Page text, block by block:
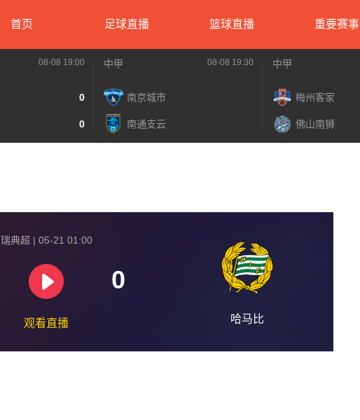
首页 足球直播 篮球直播 重要赛事
08-08 19:00
0
0
中甲 08-08 19:30
南京城市
南通支云
中甲
梅州客家
佛山南狮
瑞典超 | 05-21 01:00
0
观看直播 哈马比